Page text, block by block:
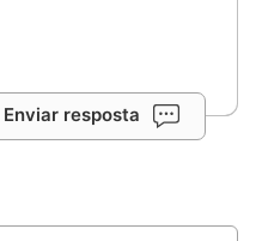
Enviar resposta